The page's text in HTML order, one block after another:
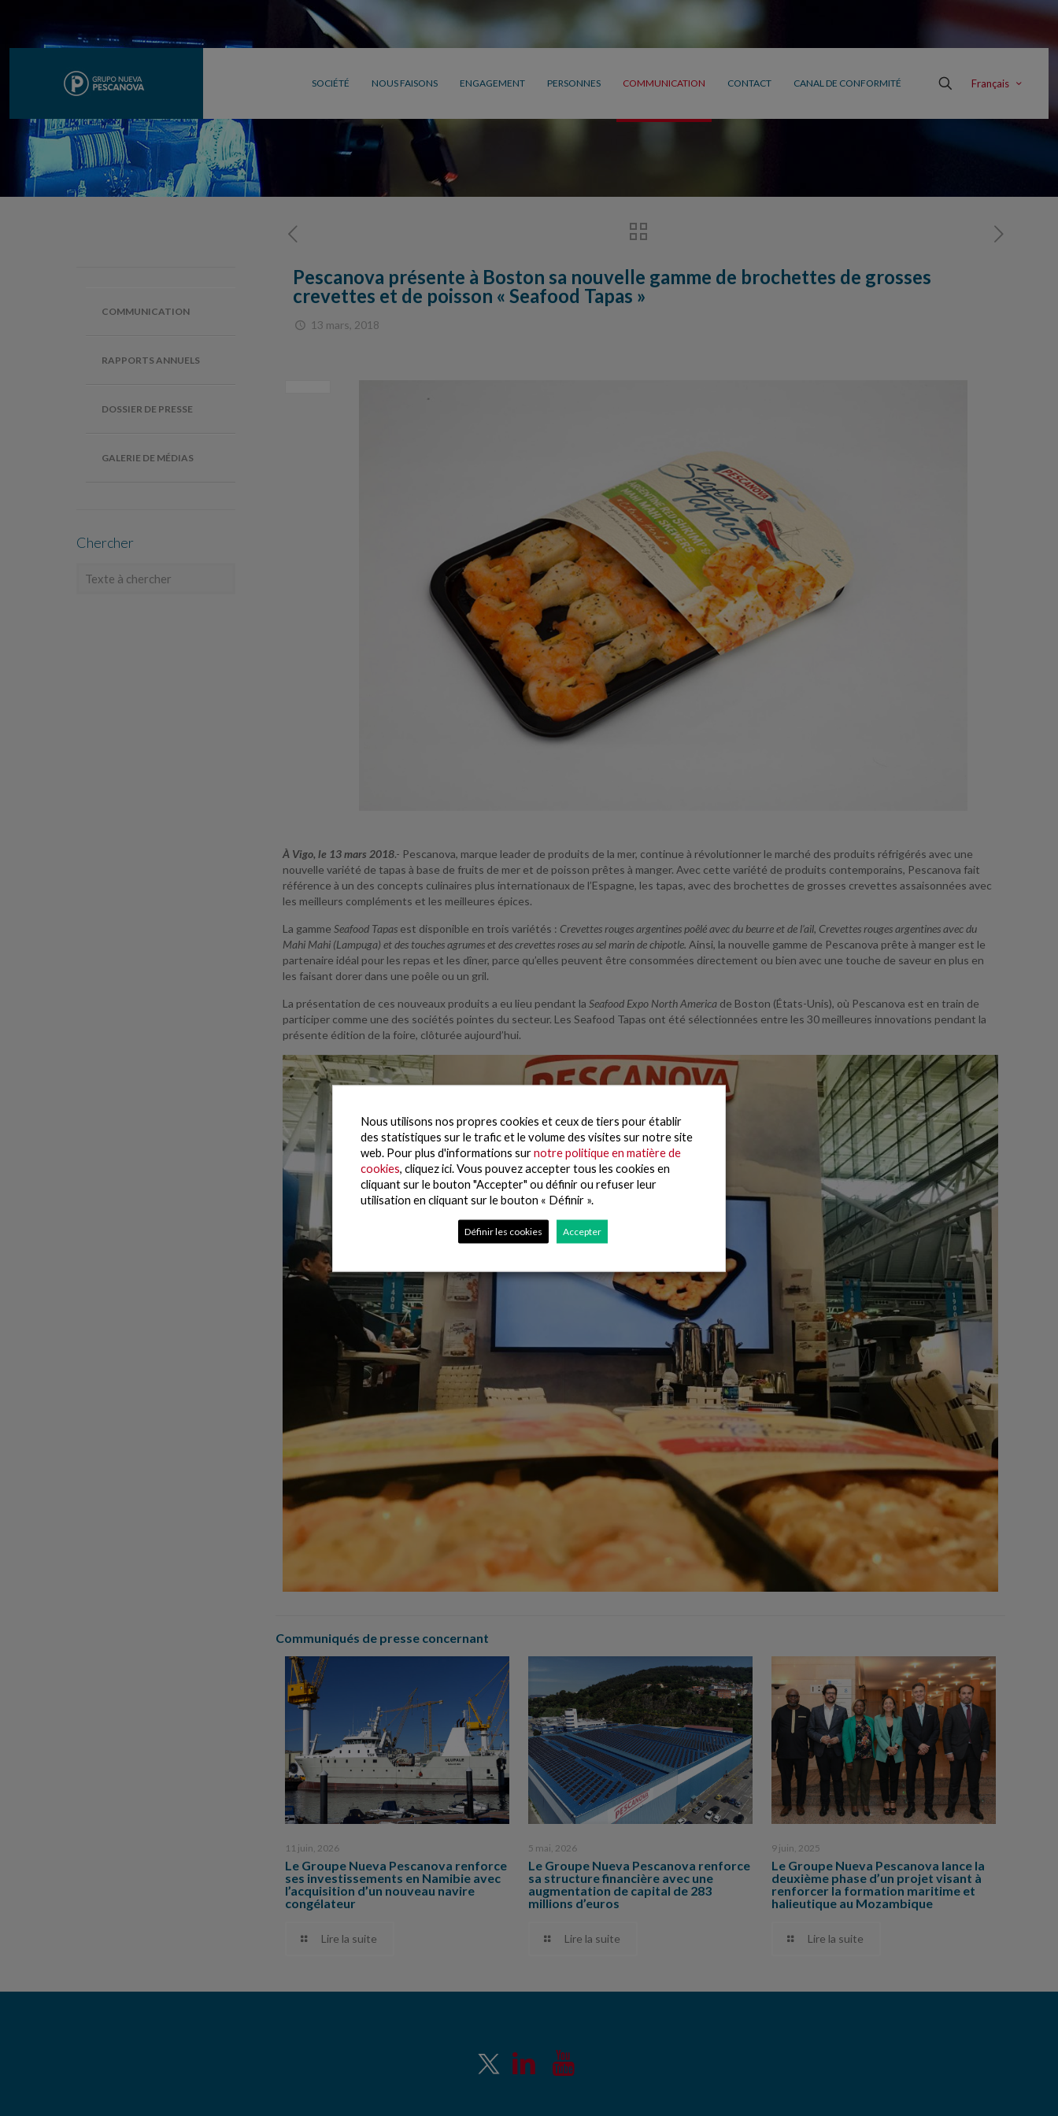
SOCIÉTÉ NOUS FAISONS ENGAGEMENT PERSONNES COMMUNICATION CONTACT CANAL DE CONFORMITÉ Français
Pescanova présente à Boston sa nouvelle gamme de brochettes de grosses
crevettes et de poisson « Seafood Tapas »
13 mars, 2018
À Vigo, le 13 mars 2018.- Pescanova, marque leader de produits de la mer, continue à révolutionner le marché des produits réfrigérés avec une
nouvelle variété de tapas à base de fruits de mer et de poisson prêtes à manger. Avec cette variété de produits contemporains, Pescanova fait
référence à un des concepts culinaires plus internationaux de l’Espagne, les tapas, avec des brochettes de grosses crevettes assaisonnées avec
les meilleurs compléments et les meilleures épices.
La gammeSeafood Tapas est disponible en trois variétés : Crevettes rouges argentines poêlé avec du beurre et de l’ail, Crevettes rouges argentines avec du
Mahi Mahi (Lampuga) et des touches agrumes et des crevettes roses au sel marin de chipotle. Ainsi, la nouvelle gamme de Pescanova prête à manger est le
partenaire idéal pour les repas et les dîner, parce qu’elles peuvent être consommées directement ou bien avec une touche de saveur en plus en
les faisant dorer dans une poêle ou un gril.
La présentation de ces nouveaux produits a eu lieu pendant laSeafood Expo North America de Boston (États-Unis), où Pescanova est en train de
participer comme une des sociétés pointes du secteur. Les Seafood Tapas ont été sélectionnées entre les 30 meilleures innovations pendant la
présente édition de la foire, clôturée aujourd’hui.
Communiqués de presse concernant
11 juin, 2026
Le Groupe Nueva Pescanova renforce
ses investissements en Namibie avec
l’acquisition d’un nouveau navire
congélateur
Lire la suite
5 mai, 2026
Le Groupe Nueva Pescanova renforce
sa structure financière avec une
augmentation de capital de 283
millions d’euros
Lire la suite
9 juin, 2025
Le Groupe Nueva Pescanova lance la
deuxième phase d’un projet visant à
renforcer la formation maritime et
halieutique au Mozambique
Lire la suite
COMMUNICATION
RAPPORTS ANNUELS
DOSSIER DE PRESSE
GALERIE DE MÉDIAS
Chercher
Nous utilisons nos propres cookies et ceux de tiers pour établir
des statistiques sur le trafic et le volume des visites sur notre site
web. Pour plus d'informations surnotre politique en matière de
cookies , cliquez ici. Vous pouvez accepter tous les cookies en
cliquant sur le bouton "Accepter" ou définir ou refuser leur
utilisation en cliquant sur le bouton « Définir ».
Définir les cookies Accepter